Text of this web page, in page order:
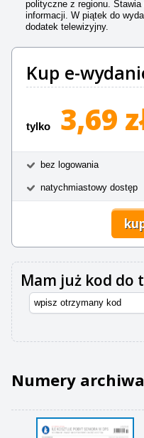
polityczne z regionu.
informacji. W piątek do
dodatek telewizyjny.
Kup e-
tylko 3,69
bez logowania
natychmiastowy dostęp
Mam już kod do
Numery